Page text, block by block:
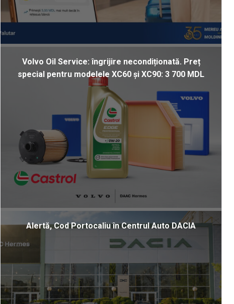
Volvo Oil Service: îngrijire necondiționată. Preț
special pentru modelele XC60 și XC90: 3 700 MDL
Alertă, Cod Portocaliu în Centrul Auto DACIA